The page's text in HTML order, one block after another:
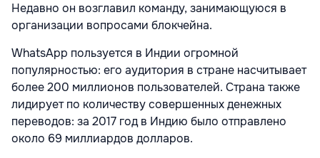
Недавно он возглавил команду, занимающуюся в
организации вопросами блокчейна.
WhatsApp пользуется в Индии огромной
популярностью: его аудитория в стране насчитывает
более 200 миллионов пользователей. Страна также
лидирует по количеству совершенных денежных
переводов: за 2017 год в Индию было отправлено
около 69 миллиардов долларов.